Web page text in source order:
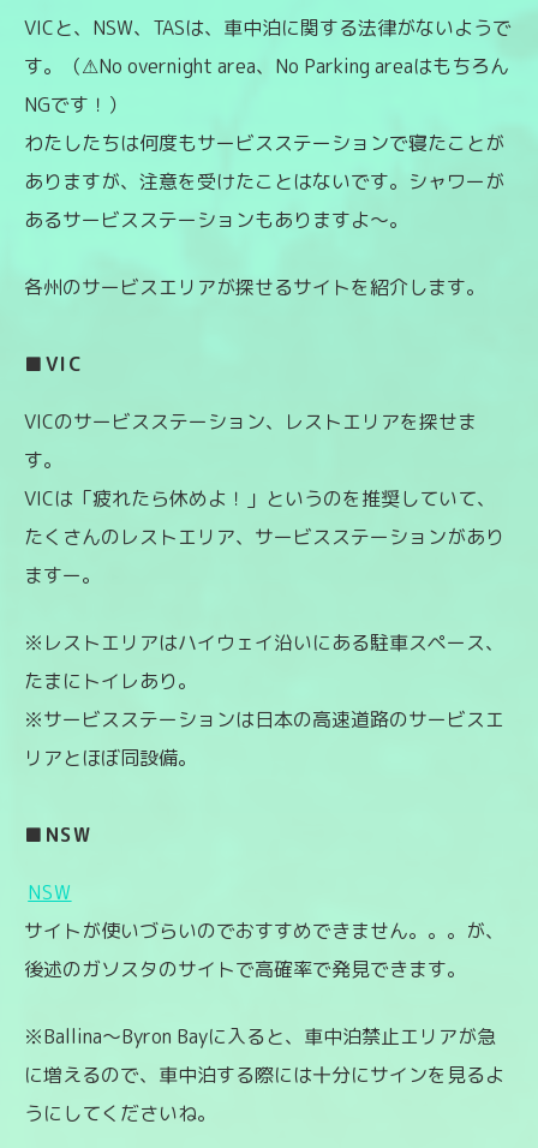
VICと、NSW、TASは、車中泊に関する法律がないようで
す。（⚠No overnight area、No Parking areaはもちろん
NGです！）
わたしたちは何度もサービスステーションで寝たことが
ありますが、注意を受けたことはないです。シャワーが
あるサービスステーションもありますよ〜。
各州のサービスエリアが探せるサイトを紹介します。
■VIC
VICのサービスステーション、レストエリアを探せま
す。
VICは「疲れたら休めよ！」というのを推奨していて、
たくさんのレストエリア、サービスステーションがあり
ますー。
※レストエリアはハイウェイ沿いにある駐車スペース、
たまにトイレあり。
※サービスステーションは日本の高速道路のサービスエ
リアとほぼ同設備。
■NSW
NSW
サイトが使いづらいのでおすすめできません。。。が、
後述のガソスタのサイトで高確率で発見できます。
※Ballina〜Byron Bayに入ると、車中泊禁止エリアが急
に増えるので、車中泊する際には十分にサインを見るよ
うにしてくださいね。